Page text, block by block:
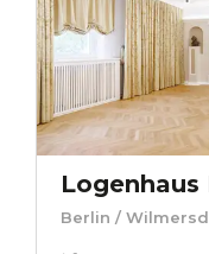
Berlin /